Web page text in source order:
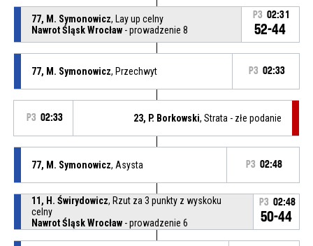
77, M. Symonowicz, Lay up celny
Nawrot Śląsk Wrocław- prowadzenie 8
P3 02:31
52-44
77, M. Symonowicz, Przechwyt P3 02:33
P3 02:33 23, P. Borkowski, Strata - złe podanie
77, M. Symonowicz, Asysta P3 02:48
11, H. Świrydowicz, Rzut za 3 punkty z wyskoku
celny
Nawrot Śląsk Wrocław- prowadzenie 6
P3 02:48
50-44